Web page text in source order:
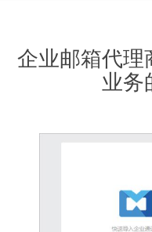
企业邮箱代理
业务